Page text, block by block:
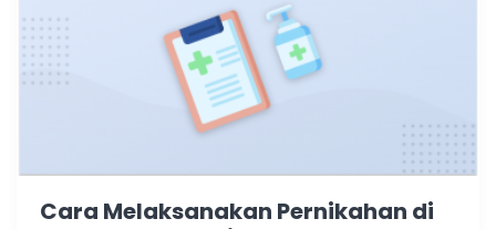
Cara Melaksanakan Pernikahan di